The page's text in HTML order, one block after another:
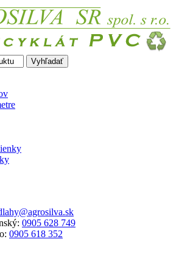
Vyhľadať
0905 628 749
0905 618 352